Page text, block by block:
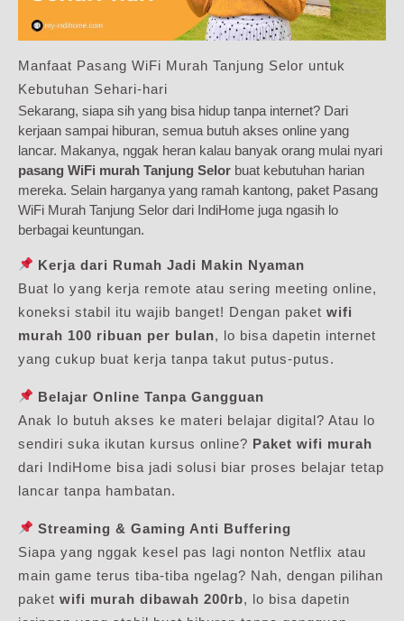
Manfaat Pasang WiFi Murah Tanjung Selor untuk
Kebutuhan Sehari-hari
Sekarang, siapa sih yang bisa hidup tanpa internet? Dari
kerjaan sampai hiburan, semua butuh akses online yang
lancar. Makanya, nggak heran kalau banyak orang mulai nyari
pasang WiFi murah Tanjung Selor buat kebutuhan harian
mereka. Selain harganya yang ramah kantong, paket Pasang
WiFi Murah Tanjung Selor dari IndiHome juga ngasih lo
berbagai keuntungan.
Kerja dari Rumah Jadi Makin Nyaman
Buat lo yang kerja remote atau sering meeting online,
koneksi stabil itu wajib banget! Dengan paket wifi
murah 100 ribuan per bulan, lo bisa dapetin internet
yang cukup buat kerja tanpa takut putus-putus.
Belajar Online Tanpa Gangguan
Anak lo butuh akses ke materi belajar digital? Atau lo
sendiri suka ikutan kursus online? Paket wifi murah
dari IndiHome bisa jadi solusi biar proses belajar tetap
lancar tanpa hambatan.
Streaming & Gaming Anti Buffering
Siapa yang nggak kesel pas lagi nonton Netflix atau
main game terus tiba-tiba ngelag? Nah, dengan pilihan
paket wifi murah dibawah 200rb, lo bisa dapetin